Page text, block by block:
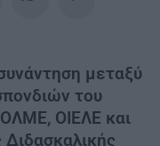
μεταξύ
του
ΟΙΕΛΕ και